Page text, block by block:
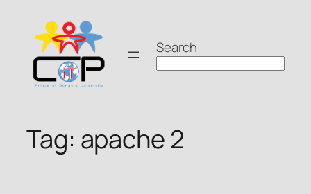
content
Search
Tag: apache 2